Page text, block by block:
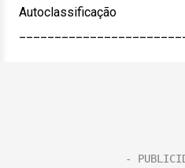
Autoclassificação